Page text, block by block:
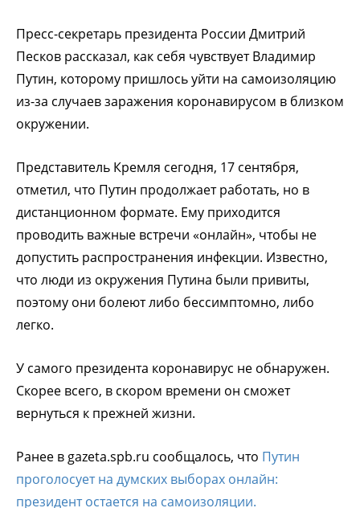
Пресс-секретарь президента России Дмитрий
Песков рассказал, как себя чувствует Владимир
Путин, которому пришлось уйти на самоизоляцию
из-за случаев заражения коронавирусом в близком
окружении.
Представитель Кремля сегодня, 17 сентября,
отметил, что Путин продолжает работать, но в
дистанционном формате. Ему приходится
проводить важные встречи «онлайн», чтобы не
допустить распространения инфекции. Известно,
что люди из окружения Путина были привиты,
поэтому они болеют либо бессимптомно, либо
легко.
У самого президента коронавирус не обнаружен.
Скорее всего, в скором времени он сможет
вернуться к прежней жизни.
Ранее в gazeta.spb.ru сообщалось, что Путин
проголосует на думских выборах онлайн:
президент остается на самоизоляции.